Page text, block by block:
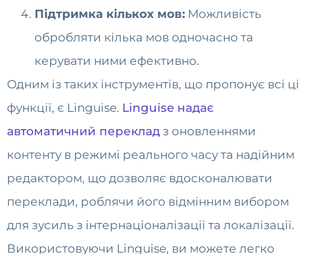
Підтримка кількох мов: Можливість
обробляти кілька мов одночасно та
керувати ними ефективно.
Одним із таких інструментів, що пропонує всі ці
функції, є Linguise. Linguise надає
автоматичний переклад з оновленнями
контенту в режимі реального часу та надійним
редактором, що дозволяє вдосконалювати
переклади, роблячи його відмінним вибором
для зусиль з інтернаціоналізації та локалізації.
Використовуючи Linguise, ви можете легко